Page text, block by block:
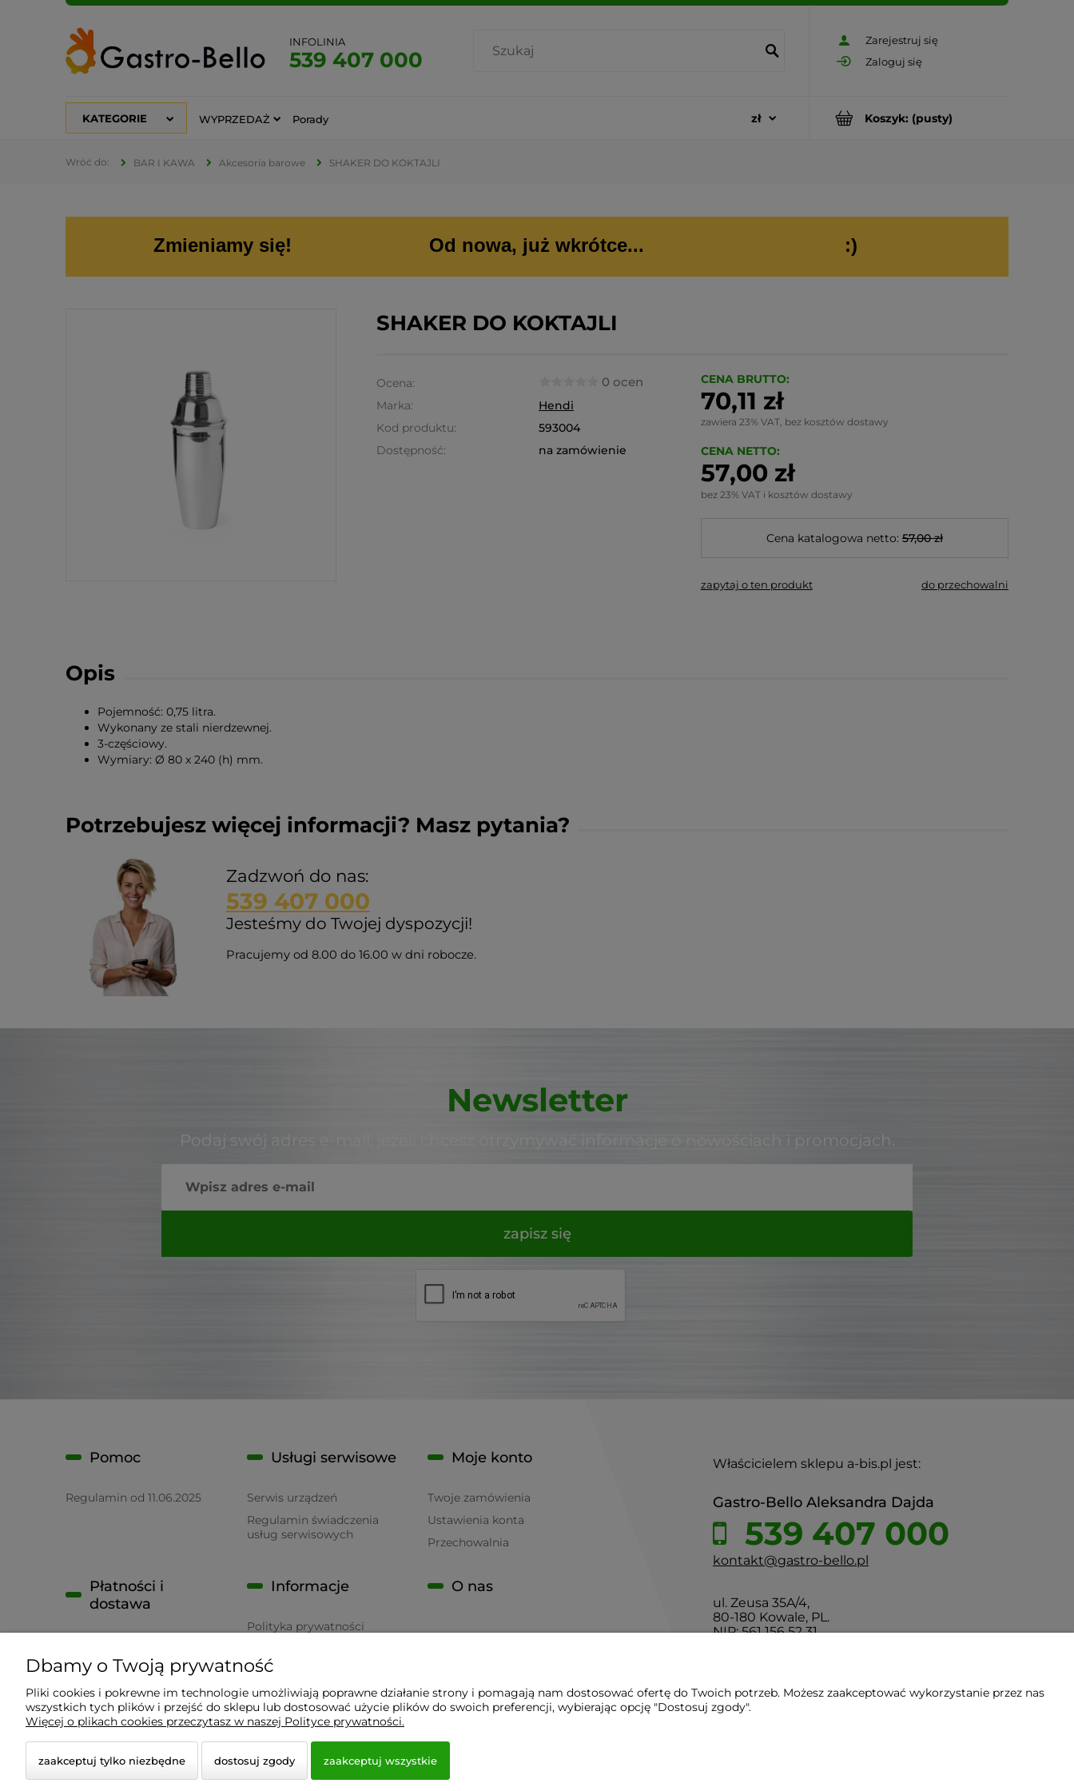
Zarejestruj się
Zaloguj się
INFOLINIA
539 407 000
Koszyk: (pusty)
KATEGORIE WYPRZEDAŻ Porady
BAR I KAWA Akcesoria barowe SHAKER DO KOKTAJLI
Zmieniamy się! Od nowa, już wkrótce... :)
SHAKER DO KOKTAJLI
Ocena: 0 ocen
Marka:
Hendi
Kod produktu:
593004
Dostępność:
na zamówienie
CENA BRUTTO:
70,11 zł
zawiera 23% VAT, bez kosztów dostawy
CENA NETTO:
57,00 zł
bez 23% VAT i kosztów dostawy
Cena katalogowa netto: 57,00 zł
zapytaj o ten produkt do przechowalni
Opis
Pojemność: 0,75 litra.
Wykonany ze stali nierdzewnej.
3-częściowy.
Wymiary: Ø 80 x 240 (h) mm.
Potrzebujesz więcej informacji? Masz pytania?
Zadzwoń do nas:
539 407 000
Jesteśmy do Twojej dyspozycji!
Pracujemy od 8.00 do 16.00 w dni robocze.
Newsletter
Podaj swój adres e-mail, jeżeli chcesz otrzymywać informacje o nowościach i promocjach.
zapisz się
Właścicielem sklepu a-bis.pl jest:
Gastro-Bello Aleksandra Dajda
539 407 000
kontakt@gastro-bello.pl
ul. Zeusa 35A/4,
80-180 Kowale, PL.
NIP: 561 156 52 31
Pomoc
Regulamin od 11.06.2025
Usługi serwisowe
Serwis urządzeń
Regulamin świadczenia
usług serwisowych
Moje konto
Twoje zamówienia
Ustawienia konta
Przechowalnia
Płatności i
dostawa
Czas realizacji zamówienia
Informacje
Polityka prywatności
O nas
Wyposażenie Gastronomii - Projekty Technologiczne - Sklep Gastronomiczny - Serwis Sprzętu Gastronomicznego | Gdańsk - Trójmiasto - Pomorskie
Dbamy o Twoją prywatność
Pliki cookies i pokrewne im technologie umożliwiają poprawne działanie strony i pomagają nam dostosować ofertę do Twoich potrzeb. Możesz zaakceptować wykorzystanie przez nas
wszystkich tych plików i przejść do sklepu lub dostosować użycie plików do swoich preferencji, wybierając opcję "Dostosuj zgody".
Więcej o plikach cookies przeczytasz w naszej Polityce prywatności.
zaakceptuj tylko niezbędne dostosuj zgody zaakceptuj wszystkie